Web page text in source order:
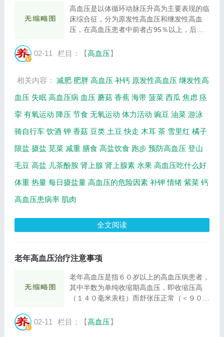
高血压是以体循环动脉压升高为主要表现的临
床综合征，分为原发性高血压和继发性高血
压，在高血压患者中前者占95％以上，后者
者已达1.5亿以上。 那么，如何预防高血压
02-11 栏目：【高血压】
相关内容： 减肥 肥胖 高血压 补钙 原发性高血压 继发性高
血压 失眠 高血压病 血压 蘑菇 香蕉 海带 菠菜 西瓜 焦虑 痉
挛 有氧运动 降压 节食 无氧运动 体力活动 豌豆 油菜 游泳
骑自行车 饮酒 钾 香菇 豆类 土豆 快走 木耳 茶 雪里红 橘子
限盐 摄盐 苋菜 减重 膳食 高盐饮食 跑步 预防高血压 登山
毛豆 高盐 儿茶酚胺 肾上腺 肾上腺素 水果 高血压吃什么好
体重 热量 每日摄盐量 高血压的危险因素 补钾 情绪 紫菜 钙
高血压患病率 肌肉
全文阅读
老年高血压治疗注意事项
老年高血压是指６０岁以上的高血压病患者，
其中半数为单纯收缩期高血压，即收缩压高
（１４０毫米汞柱）而舒张压正常（＜９０毫
常有不同程度的损害和并发症。老年人肝、肾
02-11 栏目：【高血压】